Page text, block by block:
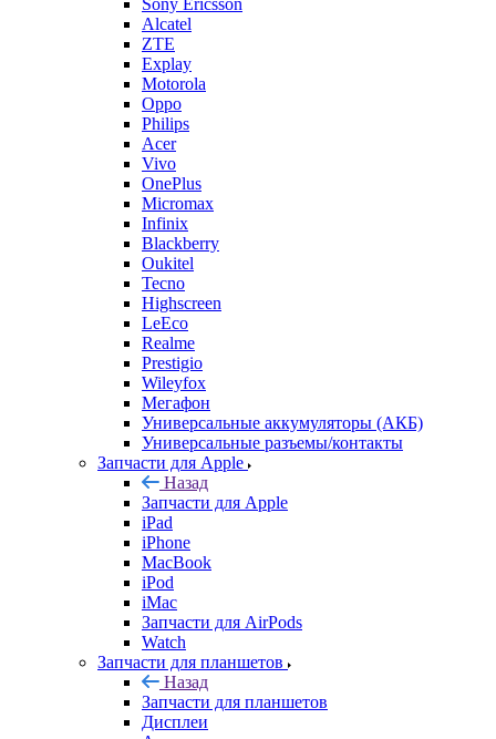
Oppo
Philips
Acer
Vivo
OnePlus
Micromax
Infinix
Blackberry
Oukitel
Tecno
Highscreen
LeEco
Realme
Prestigio
Wileyfox
Мегафон
Универсальные аккумуляторы (АКБ)
Универсальные разъемы/контакты
Запчасти для Apple
Назад
Запчасти для Apple
iPad
iPhone
MacBook
iPod
iMac
Запчасти для AirPods
Watch
Запчасти для планшетов
Назад
Запчасти для планшетов
Дисплеи
Аккумуляторы
Шлейфы
Тачскрины
Корпуса (задние крышки)
Explay